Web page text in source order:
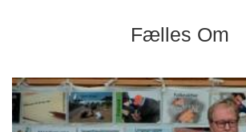
Fælles Om